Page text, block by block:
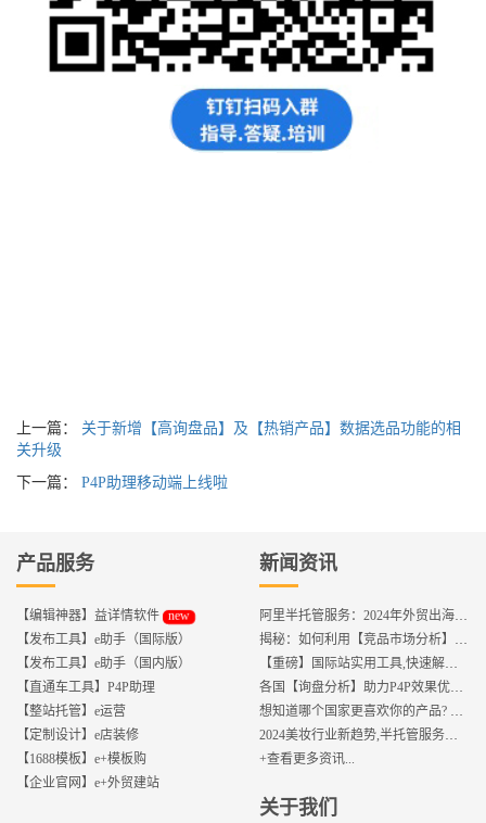
上一篇： 关于新增【高询盘品】及【热销产品】数据选品功能的相
关升级
下一篇： P4P助理移动端上线啦
产品服务
【编辑神器】益详情软件 new
【发布工具】e助手（国际版）
【发布工具】e助手（国内版）
【直通车工具】P4P助理
【整站托管】e运营
【定制设计】e店装修
【1688模板】e+模板购
【企业官网】e+外贸建站
新闻资讯
阿里半托管服务：2024年外贸出海热潮的主旋律
揭秘：如何利用【竞品市场分析】优化店铺流量？
【重磅】国际站实用工具,快速解决运营中的5大琐事，一键提升运营效率!
各国【询盘分析】助力P4P效果优化,提升ROI!
想知道哪个国家更喜欢你的产品? 来这找到答案!
2024美妆行业新趋势,半托管服务抢占流量红利
+查看更多资讯...
关于我们